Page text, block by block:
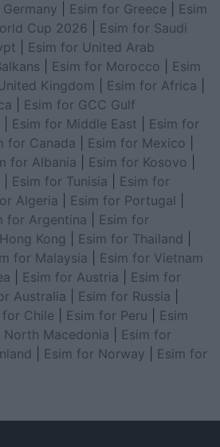
Esim for Greece
Esim
Cup 2026
Esim for Saudi
Esim for United Arab
Esim for Morocco
Esim
Kingdom Esim for Africa
Esim for GCC Gulf
Esim for Middle East
Esim for
for Canada Esim for Mexico
for Albania Esim for Kosovo
Esim for Tunisia
Esim for
Algeria Esim for Portugal
for Argentina
Esim for
Kong Esim for Thailand
for Malaysia
Esim for Vietnam
Esim for Austria
Esim for
Australia Esim for Russia
for Chile Esim for Peru
Esim
North Macedonia
Esim for
Esim for Norway
Esim for